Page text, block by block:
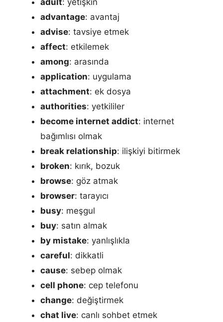
advantage: avantaj
advise: tavsiye etmek
affect: etkilemek
among: arasında
application: uygulama
attachment: ek dosya
authorities: yetkililer
become internet addict: internet
bağımlısı olmak
break relationship: ilişkiyi bitirmek
broken: kırık, bozuk
browse: göz atmak
browser: tarayıcı
busy: meşgul
buy: satın almak
by mistake: yanlışlıkla
careful: dikkatli
cause: sebep olmak
cell phone: cep telefonu
change: değiştirmek
chat live: canlı sohbet etmek